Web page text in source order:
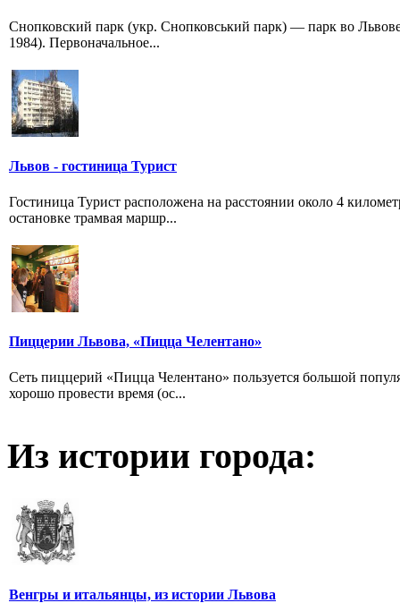
Снопковский парк (укр. Снопковський парк) — парк во
1984). Первоначальное...
Львов - гостиница Турист
Гостиница Турист расположена на расстоянии около 4
остановке трамвая маршр...
Пиццерии Львова, «Пицца Челентано»
Сеть пиццерий «Пицца Челентано» пользуется большой
хорошо провести время (ос...
Из истории города:
Венгры и итальянцы, из истории Львова